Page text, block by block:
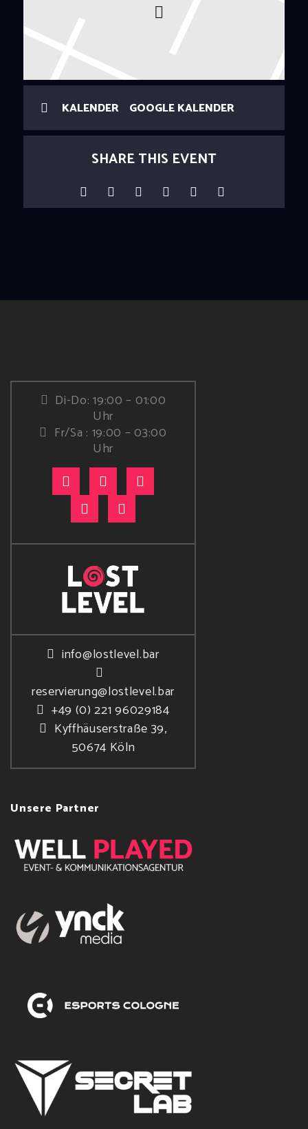
KALENDER GOOGLE KALENDER
SHARE THIS EVENT
Di-Do: 19:00 – 01:00
Uhr
Fr/Sa : 19:00 – 03:00
Uhr
info@lostlevel.bar
reservierung@lostlevel.bar
+49 (0) 221 96029184
Kyffhäuserstraße 39,
50674 Köln
Unsere Partner